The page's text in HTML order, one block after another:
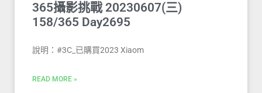
365攝影挑戰 20230607(三)
158/365 Day2695
說明：#3C_已購買2023 Xiaom
READ MORE »